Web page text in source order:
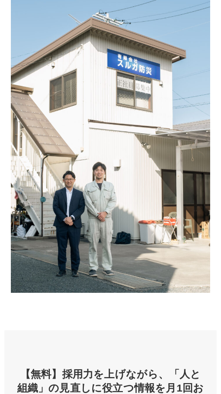
【無料】採用力を上げながら、「人と
組織」の見直しに役立つ情報を月1回お